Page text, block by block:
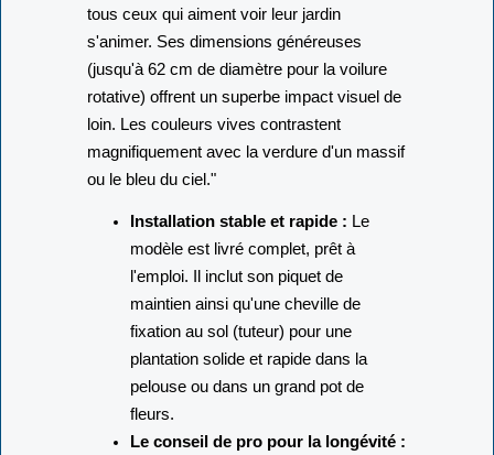
tous ceux qui aiment voir leur jardin
s'animer. Ses dimensions généreuses
(jusqu'à 62 cm de diamètre pour la voilure
rotative) offrent un superbe impact visuel de
loin. Les couleurs vives contrastent
magnifiquement avec la verdure d'un massif
ou le bleu du ciel."
Installation stable et rapide : Le
modèle est livré complet, prêt à
l'emploi. Il inclut son piquet de
maintien ainsi qu'une cheville de
fixation au sol (tuteur) pour une
plantation solide et rapide dans la
pelouse ou dans un grand pot de
fleurs.
Le conseil de pro pour la longévité :